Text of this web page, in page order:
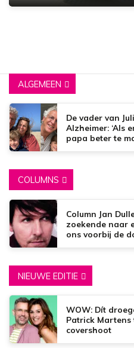
ALGEMEEN
De vader van
Alzheimer: ‘Als
papa beter te
COLUMNS
Column Jan
zoekende naar
ons voorbij de
NIEUWE EDITIE
WOW: Dít
Patrick Martens
covershoot